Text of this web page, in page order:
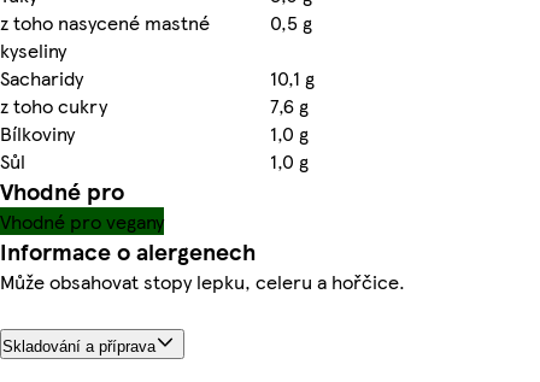
z toho nasycené mastné
kyseliny
0,5 g
Sacharidy
10,1 g
z toho cukry
7,6 g
Bílkoviny
1,0 g
Sůl
1,0 g
Vhodné pro
Vhodné pro vegany
Informace o alergenech
Může obsahovat stopy lepku, celeru a hořčice.
Skladování a příprava